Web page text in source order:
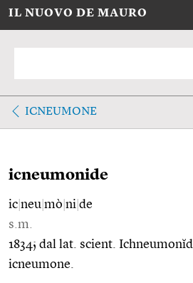
IL NUOVO DE MAURO
ICNEUMONE
icneumonide
ic neu mò ni de
s.m.
1834; dal lat. scient.
icneumone.